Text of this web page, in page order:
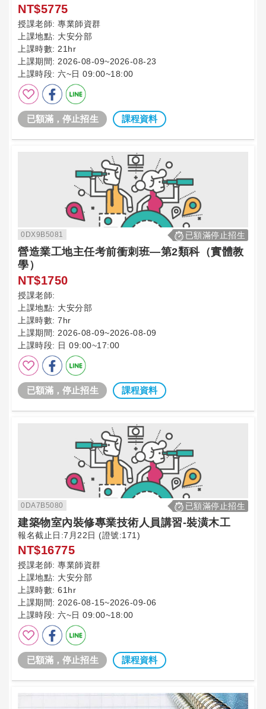
NT$5775
授課老師: 專業師資群
上課地點: 大安分部
上課時數: 21hr
上課期間: 2026-08-09~2026-08-23
上課時段: 六~日 09:00~18:00
已額滿，停止招生 課程資料
0DX9B5081 已額滿停止招生
營造業工地主任考前衝刺班—第2類科（實體教
學）
NT$1750
授課老師:
上課地點: 大安分部
上課時數: 7hr
上課期間: 2026-08-09~2026-08-09
上課時段: 日 09:00~17:00
已額滿，停止招生 課程資料
0DA7B5080 已額滿停止招生
建築物室內裝修專業技術人員講習-裝潢木工
報名截止日:7月22日 (證號:171)
NT$16775
授課老師: 專業師資群
上課地點: 大安分部
上課時數: 61hr
上課期間: 2026-08-15~2026-09-06
上課時段: 六~日 09:00~18:00
已額滿，停止招生 課程資料